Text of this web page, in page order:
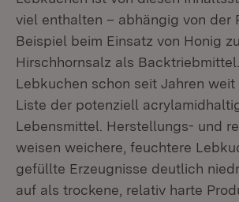
viel enthalten – abhängig von der
Beispiel beim Einsatz von Honig
Hirschhornsalz als
Lebkuchen schon seit Jahren
Liste der potenziell
Lebensmittel. Herstellungs- und
weisen weichere, feuchtere
gefüllte Erzeugnisse deutlich
auf als trockene, relativ harte